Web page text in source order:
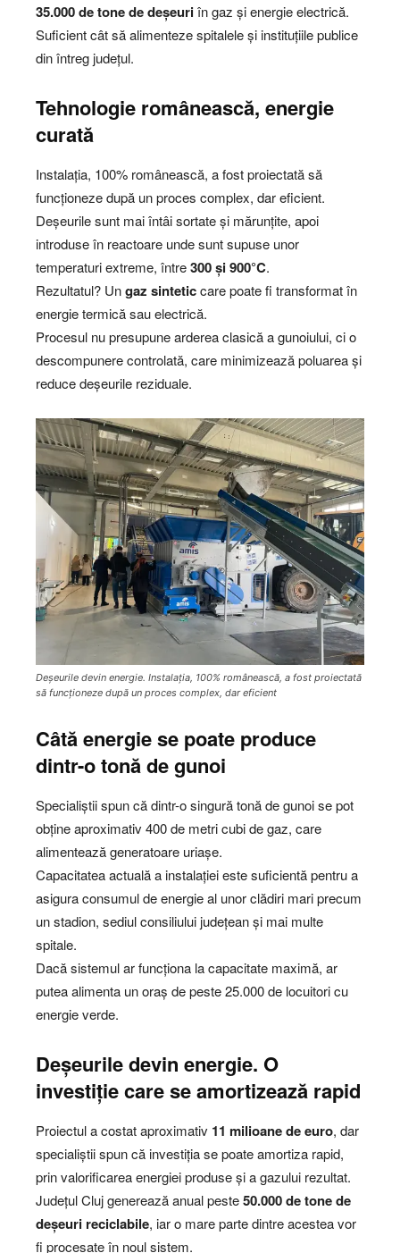
35.000 de tone de deșeuriîn gaz și energie electrică.
Suficient cât să alimenteze spitalele și instituțiile publice
din întreg județul.
Tehnologie românească, energie
curată
Instalația, 100% românească, a fost proiectată să
funcționeze după un proces complex, dar eficient.
Deșeurile sunt mai întâi sortate și mărunțite, apoi
introduse în reactoare unde sunt supuse unor
temperaturi extreme, între300 și 900°C.
Rezultatul? Ungaz sinteticcare poate fi transformat în
energie termică sau electrică.
Procesul nu presupune arderea clasică a gunoiului, ci o
descompunere controlată, care minimizează poluarea și
reduce deșeurile reziduale.
Deșeurile devin energie. Instalația, 100% românească, a fost proiectată
să funcționeze după un proces complex, dar eficient
Câtă energie se poate produce
dintr-o tonă de gunoi
Specialiștii spun că dintr-o singură tonă de gunoi se pot
obține aproximativ 400 de metri cubi de gaz, care
alimentează generatoare uriașe.
Capacitatea actuală a instalației este suficientă pentru a
asigura consumul de energie al unor clădiri mari precum
un stadion, sediul consiliului județean și mai multe
spitale.
Dacă sistemul ar funcționa la capacitate maximă, ar
putea alimenta un oraș de peste 25.000 de locuitori cu
energie verde.
Deșeurile devin energie. O
investiție care se amortizează rapid
Proiectul a costat aproximativ 11 milioane de euro, dar
specialiștii spun că investiția se poate amortiza rapid,
prin valorificarea energiei produse și a gazului rezultat.
Județul Cluj generează anual peste50.000 de tone de
deșeuri reciclabile, iar o mare parte dintre acestea vor
fi procesate în noul sistem.